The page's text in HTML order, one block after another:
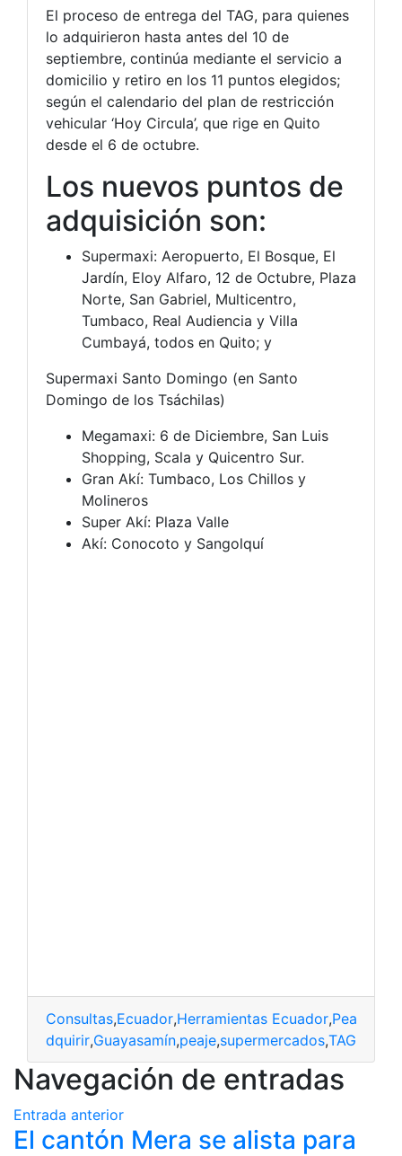
El proceso de entrega del TAG, para quienes
lo adquirieron hasta antes del 10 de
septiembre, continúa mediante el servicio a
domicilio y retiro en los 11 puntos elegidos;
según el calendario del plan de restricción
vehicular ‘Hoy Circula’, que rige en Quito
desde el 6 de octubre.
Los nuevos puntos de
adquisición son:
Supermaxi: Aeropuerto, El Bosque, El
Jardín, Eloy Alfaro, 12 de Octubre, Plaza
Norte, San Gabriel, Multicentro,
Tumbaco, Real Audiencia y Villa
Cumbayá, todos en Quito; y
Supermaxi Santo Domingo (en Santo
Domingo de los Tsáchilas)
Megamaxi: 6 de Diciembre, San Luis
Shopping, Scala y Quicentro Sur.
Gran Akí: Tumbaco, Los Chillos y
Molineros
Super Akí: Plaza Valle
Akí: Conocoto y Sangolquí
Consultas,Ecuador,Herramientas Ecuador,Peaje
adquirir,Guayasamín,peaje,supermercados,TAG
Navegación de entradas
Entrada anterior
El cantón Mera se alista para